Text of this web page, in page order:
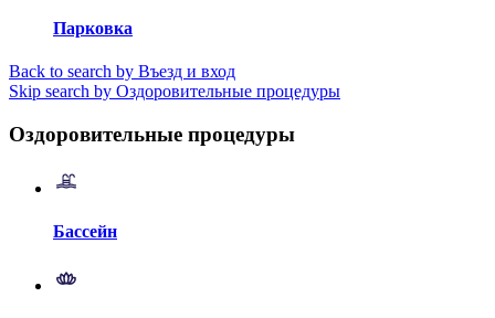
Парковка
Back to search by Въезд и вход
Skip search by Оздоровительные процедуры
Оздоровительные процедуры
Бассейн